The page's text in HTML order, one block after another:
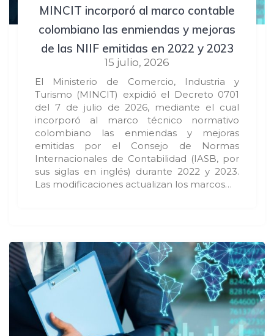
MINCIT incorporó al marco contable
colombiano las enmiendas y mejoras
de las NIIF emitidas en 2022 y 2023
15 julio, 2026
El Ministerio de Comercio, Industria y
Turismo (MINCIT) expidió el Decreto 0701
del 7 de julio de 2026, mediante el cual
incorporó al marco técnico normativo
colombiano las enmiendas y mejoras
emitidas por el Consejo de Normas
Internacionales de Contabilidad (IASB, por
sus siglas en inglés) durante 2022 y 2023.
Las modificaciones actualizan los marcos…